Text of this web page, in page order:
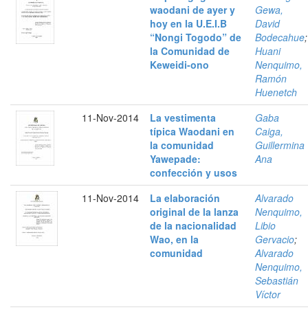
waodani de ayer y
hoy en la U.E.I.B
“Nongi Togodo” de
la Comunidad de
Keweidi-ono
Gewa,
David
Bodecahue;
Huani
Nenquimo,
Ramón
Huenetch
11-Nov-2014
La vestimenta
típica Waodani en
la comunidad
Yawepade:
confección y usos
Gaba
Caiga,
Guillermina
Ana
11-Nov-2014
La elaboración
original de la lanza
de la nacionalidad
Wao, en la
comunidad
Alvarado
Nenquimo,
Libio
Gervacio;
Alvarado
Nenquimo,
Sebastián
Víctor